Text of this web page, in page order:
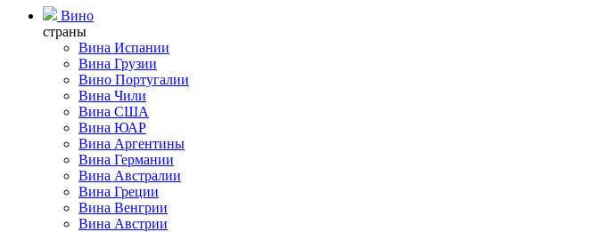
Вино
страны
Вина Испании
Вина Грузии
Вино Португалии
Вина Чили
Вина США
Вина ЮАР
Вина Аргентины
Вина Германии
Вина Австралии
Вина Греции
Вина Венгрии
Вина Австрии